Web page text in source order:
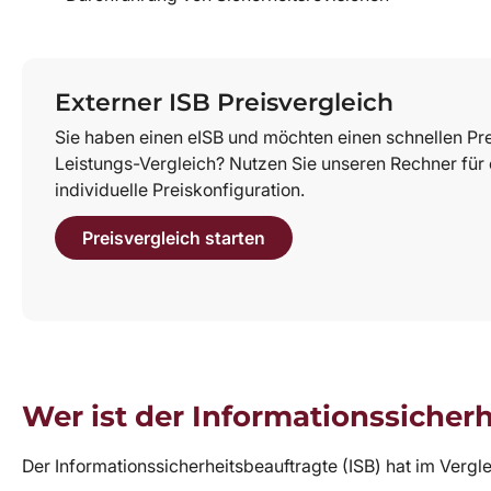
Externer ISB Preisvergleich
Sie haben einen eISB und möchten einen schnellen
Leistungs-Vergleich? Nutzen Sie unseren Rechner für
individuelle Preiskonfiguration.
Preisvergleich starten
Wer ist der
Der Informationssicherheitsbeauftragte (ISB) hat im